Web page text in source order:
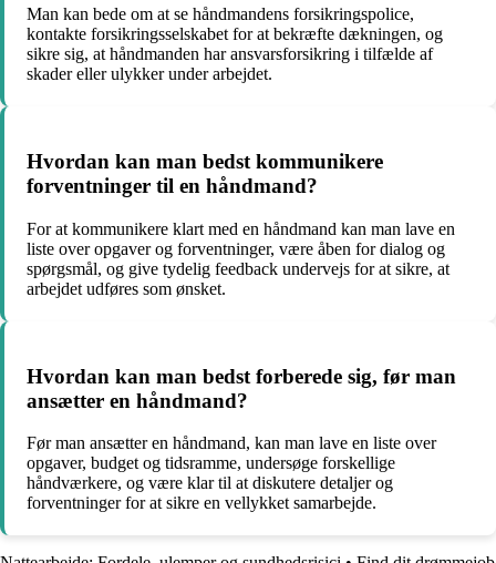
Man kan bede om at se håndmandens forsikringspolice,
kontakte forsikringsselskabet for at bekræfte dækningen, og
sikre sig, at håndmanden har ansvarsforsikring i tilfælde af
skader eller ulykker under arbejdet.
Hvordan kan man bedst kommunikere
forventninger til en håndmand?
For at kommunikere klart med en håndmand kan man lave en
liste over opgaver og forventninger, være åben for dialog og
spørgsmål, og give tydelig feedback undervejs for at sikre, at
arbejdet udføres som ønsket.
Hvordan kan man bedst forberede sig, før man
ansætter en håndmand?
Før man ansætter en håndmand, kan man lave en liste over
opgaver, budget og tidsramme, undersøge forskellige
håndværkere, og være klar til at diskutere detaljer og
forventninger for at sikre en vellykket samarbejde.